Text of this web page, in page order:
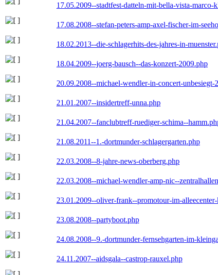
17.05.2009--stadtfest-datteln-mit-bella-vista-marco-
17.08.2008--stefan-peters-amp-axel-fischer-im-
18.02.2013--die-schlagerhits-des-jahres-in-
18.04.2009--joerg-bausch--das-konzert-2009.php
20.09.2008--michael-wendler-in-concert-unbesiegt-
21.01.2007--insidertreff-unna.php
21.04.2007--fanclubtreff-ruediger-schima--
21.08.2011--1.-dortmunder-schlagergarten.php
22.03.2008--8-jahre-news-oberberg.php
22.03.2008--michael-wendler-amp-nic--
23.01.2009--oliver-frank--promotour-im-
23.08.2008--partyboot.php
24.08.2008--9.-dortmunder-fernsehgarten-im-
24.11.2007--aidsgala--castrop-rauxel.php